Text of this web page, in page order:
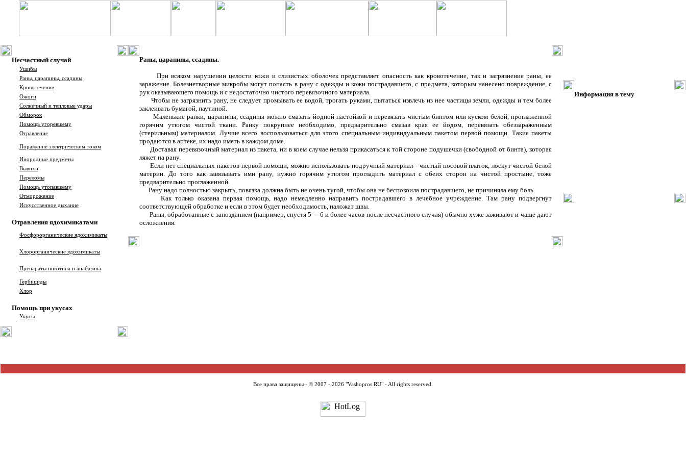
Несчастный случай
Ушибы
Раны, царапины, ссадины
Кровотечение
Ожоги
Солнечный и тепловые удары
Обморок
Помощь угоревшему
Отравление
Поражение электрическим током
Инородные предметы
Вывихи
Переломы
Помощь утопавшему
Отморожение
Искусственное дыхание
Отравления ядохимикатами
Фосфорорганические ядохимикаты
Хлорорганические ядохимикаты
Препараты никотина и анабазина
Гербициды
Хлор
Помощь при укусах
Укусы
Раны, царапины, ссадины.
При всяком нарушении целости кожи и слизистых оболочек представляет опасность как кровотечение, так и загрязнение раны, ее
заражение. Болезнетворные микробы могут попасть в рану с одежды и кожи пострадавшего, с предмета, которым нанесено повреждение, с
рук оказывающего помощь и с недостаточно чистого перевязочного материала.
Чтобы не загрязнить рану, не следует промывать ее водой, трогать руками, пытаться извлечь из нее частицы земли, одежды и тем более
заклеивать бумагой, паутиной.
Маленькие ранки, царапины, ссадины можно смазать йодной настойкой и перевязать чистым бинтом или куском белой, проглаженной
горячим утюгом чистой ткани. Ранку покрупнее необходимо, предварительно смазав края ее йодом, перевязать обеззараженным
(стерильным) материалом. Лучше всего воспользоваться для этого специальным индивидуальным пакетом первой помощи. Такие пакеты
продаются в аптеке, их надо иметь в каждом доме.
Доставая перевязочный материал из пакета, ни в коем случае нельзя прикасаться к той стороне подушечки (свободной от бинта), которая
ляжет на рану.
Если нет специальных пакетов первой помощи, можно использовать подручный материал—чистый носовой платок, лоскут чистой белой
материи. До того как завязывать ими рану, нужно горячим утюгом прогладить материал с обеих сторон на чистой простыне, тоже
предварительно проглаженной.
Рану надо полностью закрыть, повязка должна быть не очень тугой, чтобы она не беспокоила пострадавшего, не причиняла ему боль.
Как только оказана первая помощь, надо немедленно направить пострадавшего в лечебное учреждение. Там рану подвергнут
соответствующей обработке и если в этом будет необходимость, наложат швы.
Раны, обработанные с запозданием (например, спустя 5— 6 и более часов после несчастного случая) обычно хуже заживают и чаще дают
осложнения.
Информация в тему
Все права защищены - © 2007 - 2026 "Vashopros.RU" - All rights reserved.